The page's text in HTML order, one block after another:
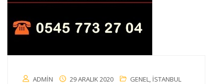
ADMIN 29 ARALIK 2020 GENEL, İSTANBUL